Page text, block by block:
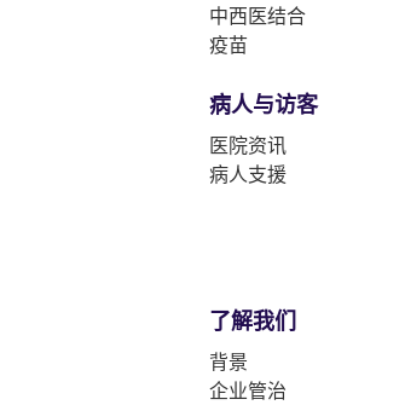
中西医结合
疫苗
病人与访客
医院资讯
病人支援
了解我们
背景
企业管治